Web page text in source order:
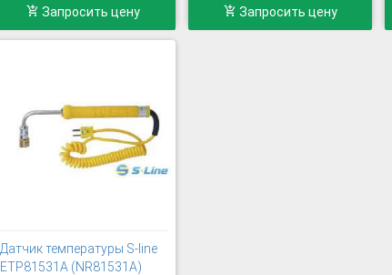
Запросить цену Запросить цену
Датчик температуры S-line
ETP81531A (NR81531A)